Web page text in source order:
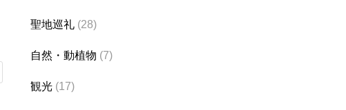
聖地巡礼 (28)
自然・動植物 (7)
観光 (17)